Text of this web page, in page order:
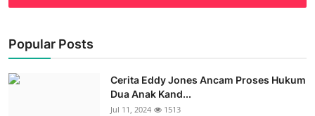
Popular Posts
Cerita Eddy Jones Ancam Proses Hukum
Dua Anak Kand...
Jul 11, 2024 1513